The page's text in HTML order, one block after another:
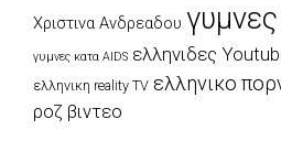
Χριστινα Ανδρεαδου
γυμνες κατα AIDS ελληνιδες
ελληνικη reality TV ελληνικο
ροζ βιντεο